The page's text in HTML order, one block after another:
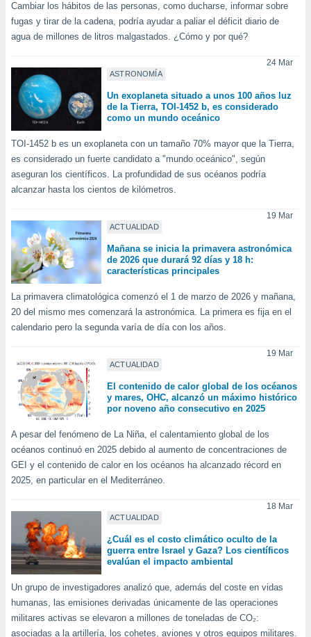
web a
abono
únicos
como
de
posible
traten tus
en
interés
a lo que
Para
datos
momento
o acceder
datos
Cambiar los hábitos de las personas, como ducharse, informar sobre
fugas y tirar de la cadena, podría ayudar a paliar el déficit diario de
agua de millones de litros malgastados. ¿Cómo y por qué?
ASTRONOMÍA
24 Mar
Un exoplaneta situado a unos 100 años luz
de la Tierra, TOI-1452 b, es considerado
como un mundo oceánico
TOI-1452 b es un exoplaneta con un tamaño 70% mayor que la Tierra,
es considerado un fuerte candidato a "mundo oceánico", según
aseguran los científicos. La profundidad de sus océanos podría
alcanzar hasta los cientos de kilómetros.
ACTUALIDAD
19 Mar
Mañana se inicia la primavera astronómica
de 2026 que durará 92 días y 18 h:
características principales
La primavera climatológica comenzó el 1 de marzo de 2026 y mañana,
20 del mismo mes comenzará la astronómica. La primera es fija en el
calendario pero la segunda varía de día con los años.
ACTUALIDAD
19 Mar
El contenido de calor global de los océanos
y mares, OHC, alcanzó un máximo histórico
por noveno año consecutivo en 2025
A pesar del fenómeno de La Niña, el calentamiento global de los
océanos continuó en 2025 debido al aumento de concentraciones de
GEI y el contenido de calor en los océanos ha alcanzado récord en
2025, en particular en el Mediterráneo.
ACTUALIDAD
18 Mar
¿Cuál es el costo climático oculto de la
guerra entre Israel y Gaza? Los científicos
evalúan el impacto ambiental
Un grupo de investigadores analizó que, además del coste en vidas
humanas, las emisiones derivadas únicamente de las operaciones
militares activas se elevaron a millones de toneladas de CO₂:
asociadas a la artillería, los cohetes, aviones y otros equipos militares.